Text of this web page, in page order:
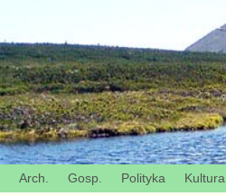
Arch. Gosp. Polityka Kultura